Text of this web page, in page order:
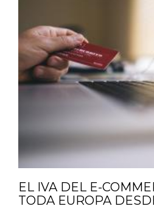
EL IVA DEL E-
TODA EUROPA